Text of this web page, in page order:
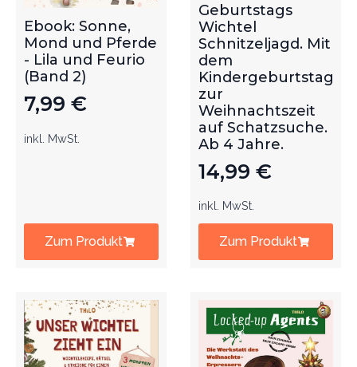
Ebook: Sonne,
Mond und Pferde
- Lila und Feurio
(Band 2)
7,99 €
inkl. MwSt.
Zum Produkt
Geburtstags
Wichtel
Schnitzeljagd. Mit
dem
Kindergeburtstag
zur
Weihnachtszeit
auf Schatzsuche.
Ab 4 Jahre.
14,99 €
inkl. MwSt.
Zum Produkt